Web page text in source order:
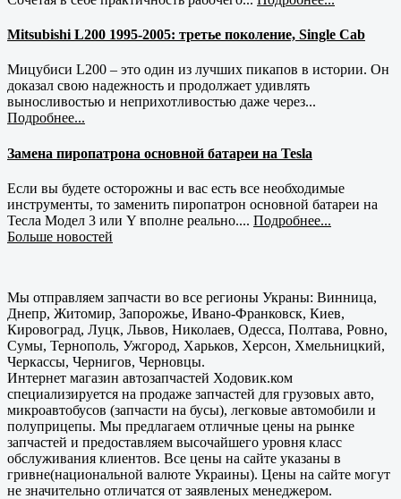
Mitsubishi L200 1995-2005: третье поколение, Single Cab
Мицубиси L200 – это один из лучших пикапов в истории. Он
доказал свою надежность и продолжает удивлять
выносливостью и неприхотливостью даже через...
Подробнее...
Замена пиропатрона основной батареи на Tesla
Если вы будете осторожны и вас есть все необходимые
инструменты, то заменить пиропатрон основной батареи на
Тесла Модел 3 или Y вполне реально.... Подробнее...
Больше новостей
Мы отправляем запчасти во все регионы Украны: Винница,
Днепр, Житомир, Запорожье, Ивано-Франковск, Киев,
Кировоград, Луцк, Львов, Николаев, Одесса, Полтава, Ровно,
Сумы, Тернополь, Ужгород, Харьков, Херсон, Хмельницкий,
Черкассы, Чернигов, Черновцы.
Интернет магазин автозапчастей Ходовик.ком
специализируется на продаже запчастей для грузовых авто,
микроавтобусов (запчасти на бусы), легковые автомобили и
полуприцепы. Мы предлагаем отличные цены на рынке
запчастей и предоставляем высочайшего уровня класс
обслуживания клиентов. Все цены на сайте указаны в
гривне(национальной валюте Украины). Цены на сайте могут
не значительно отличатся от заявленых менеджером.